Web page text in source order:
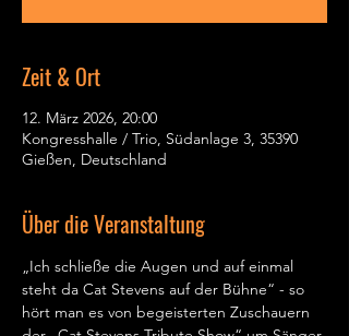
Zeit & Ort
12. März 2026, 20:00
Kongresshalle / Trio, Südanlage 3, 35390
Gießen, Deutschland
Über die Veranstaltung
„Ich schließe die Augen und auf einmal
steht da Cat Stevens auf der Bühne“ - so
hört man es von begeisterten Zuschauern